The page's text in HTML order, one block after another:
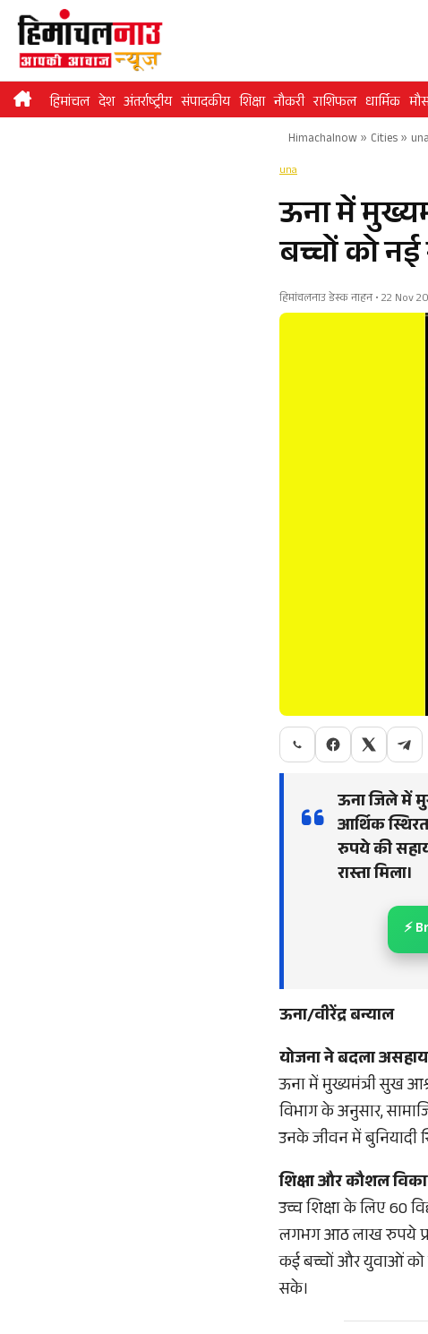
Skip
content
हिमांचल देश अंतर्राष्ट्रीय संपादकीय शिक्षा नौकरी राशिफल धार्मिक
Himachalnow» Cities» una
una
ऊना में
बच्चों को
हिमांचलनाउ डेस्क नाहन • 22 Nov
ऊना जिले में
आर्थिक
रुपये की
रास्ता मिला।
⚡
ऊना/वीरेंद्र बन्याल
योजना ने बदला
ऊना में मुख्यमंत्री सुख
विभाग के अनुसार,
उनके जीवन में बुनियादी
शिक्षा और कौशल
उच्च शिक्षा के लिए 60
लगभग आठ लाख रुपये
कई बच्चों और युवाओं को
सके।